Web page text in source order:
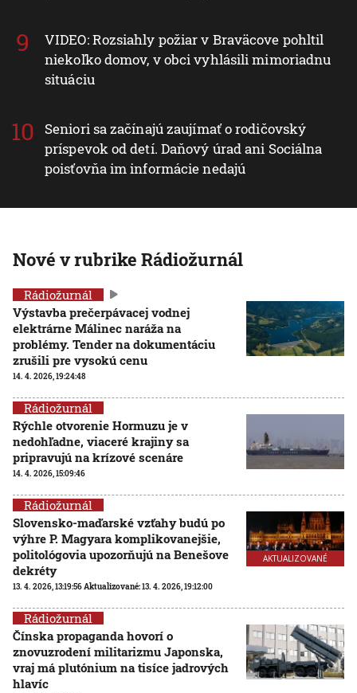
VIDEO: Rozsiahly požiar v Braväcove pohltil
niekoľko domov, v obci vyhlásili mimoriadnu
situáciu
Seniori sa začínajú zaujímať o rodičovský
príspevok od detí. Daňový úrad ani Sociálna
poisťovňa im informácie nedajú
Nové v rubrike Rádiožurnál
Rádiožurnál
Výstavba prečerpávacej vodnej
elektrárne Málinec naráža na
problémy. Tender na dokumentáciu
zrušili pre vysokú cenu
14. 4. 2026, 19:24:48
Rádiožurnál
Rýchle otvorenie Hormuzu je v
nedohľadne, viaceré krajiny sa
pripravujú na krízové scenáre
14. 4. 2026, 15:09:46
AKTUALIZOVANÉ
Rádiožurnál
Slovensko-maďarské vzťahy budú po
výhre P. Magyara komplikovanejšie,
politológovia upozorňujú na Benešove
dekréty
13. 4. 2026, 13:19:56 Aktualizované:13. 4. 2026, 19:12:00
Rádiožurnál
Čínska propaganda hovorí o
znovuzrodení militarizmu Japonska,
vraj má plutónium na tisíce jadrových
hlavíc